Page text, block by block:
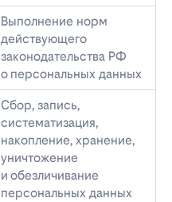
Выполнение норм
действующего
законодательства РФ
о персональных данных
Сбор, запись,
систематизация,
накопление, хранение,
уничтожение
и обезличивание
персональных данных